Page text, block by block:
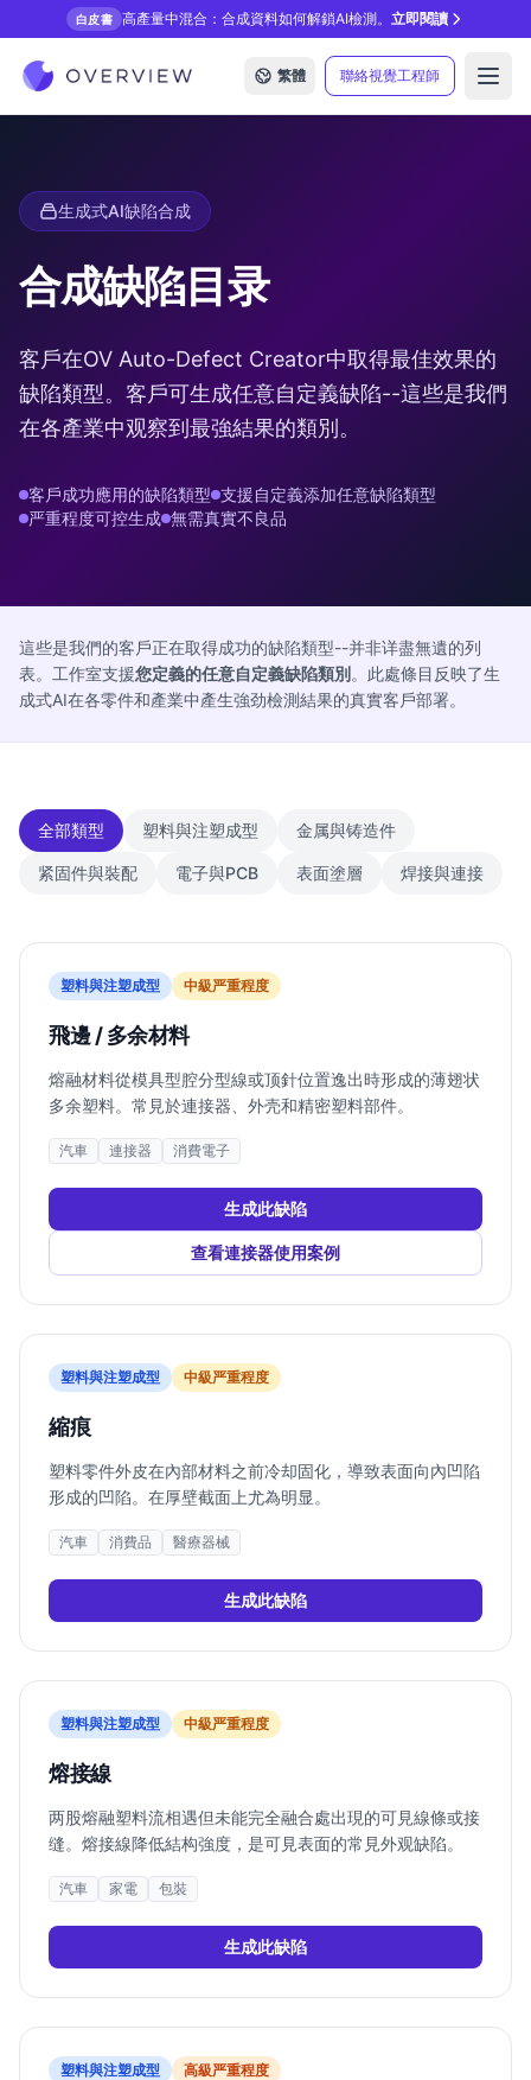
白皮書 高產量中混合：合成資料如何解鎖AI檢測。立即閱讀
繁體 聯絡視覺工程師
生成式AI缺陷合成
合成缺陷目录
客戶在OV Auto-Defect Creator中取得最佳效果的
缺陷類型。客戶可生成任意自定義缺陷--這些是我們
在各產業中观察到最強結果的類別。
客戶成功應用的缺陷類型 支援自定義添加任意缺陷類型
严重程度可控生成 無需真實不良品
這些是我們的客戶正在取得成功的缺陷類型--并非详盡無遺的列
表。工作室支援您定義的任意自定義缺陷類別。此處條目反映了生
成式AI在各零件和產業中產生強劲檢測結果的真實客戶部署。
全部類型 塑料與注塑成型 金属與铸造件
紧固件與裝配 電子與PCB 表面塗層 焊接與連接
塑料與注塑成型 中級严重程度
飛邊 / 多余材料
熔融材料從模具型腔分型線或顶針位置逸出時形成的薄翅状
多余塑料。常見於連接器、外壳和精密塑料部件。
汽車 連接器 消費電子
生成此缺陷
查看連接器使用案例
塑料與注塑成型 中級严重程度
縮痕
塑料零件外皮在內部材料之前冷却固化，導致表面向內凹陷
形成的凹陷。在厚壁截面上尤為明显。
汽車 消費品 醫療器械
生成此缺陷
塑料與注塑成型 中級严重程度
熔接線
两股熔融塑料流相遇但未能完全融合處出現的可見線條或接
缝。熔接線降低結构強度，是可見表面的常見外观缺陷。
汽車 家電 包裝
生成此缺陷
塑料與注塑成型 高級严重程度